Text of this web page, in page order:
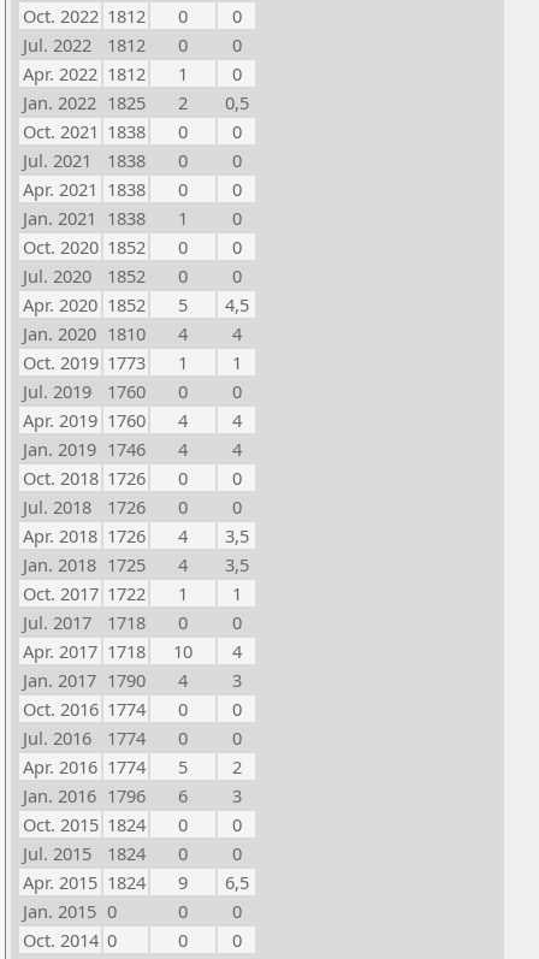
Oct. 2022 1812 0
0
Jul. 2022
1812 0
0
Apr. 2022 1812 1
0
Jan. 2022 1825 2
0,5
Oct. 2021 1838 0
0
Jul. 2021
1838 0
0
Apr. 2021 1838 0
0
Jan. 2021 1838 1
0
Oct. 2020 1852 0
0
Jul. 2020
1852 0
0
Apr. 2020 1852 5
4,5
Jan. 2020 1810 4
4
Oct. 2019 1773 1
1
Jul. 2019
1760 0
0
Apr. 2019 1760 4
4
Jan. 2019 1746 4
4
Oct. 2018 1726 0
0
Jul. 2018
1726 0
0
Apr. 2018 1726 4
3,5
Jan. 2018 1725 4
3,5
Oct. 2017 1722 1
1
Jul. 2017
1718 0
0
Apr. 2017 1718 10
4
Jan. 2017 1790 4
3
Oct. 2016 1774 0
0
Jul. 2016
1774 0
0
Apr. 2016 1774 5
2
Jan. 2016 1796 6
3
Oct. 2015 1824 0
0
Jul. 2015
1824 0
0
Apr. 2015 1824 9
6,5
Jan. 2015 0 0
0
Oct. 2014 0 0
0